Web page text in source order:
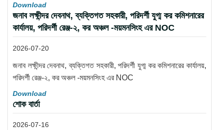
Download
জনাব লক্ষীন্দর দেবনাথ, ব্যক্তিগত সহকারী, পরিদর্শী যুগ্ম কর কমিশনারের
কার্যালয়, পরিদর্শী রেঞ্জ-২, কর অঞ্চল -ময়মনসিংহ এর NOC
2026-07-20
জনাব লক্ষীন্দর দেবনাথ, ব্যক্তিগত সহকারী, পরিদর্শী যুগ্ম কর কমিশনারের কার্যালয়,
পরিদর্শী রেঞ্জ-২, কর অঞ্চল -ময়মনসিংহ এর NOC
Download
শোক বার্তা
2026-07-16